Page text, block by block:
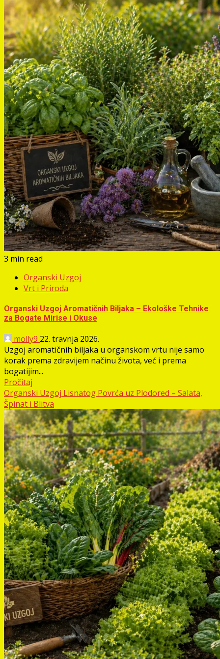
3 min read
Organski Uzgoj
Vrt i Priroda
Organski Uzgoj Aromatičnih Biljaka – Ekološke Tehnike
za Bogate Mirise i Okuse
molly9 22. travnja 2026.
Uzgoj aromatičnih biljaka u organskom vrtu nije samo
korak prema zdravijem načinu života, već i prema
bogatijim...
Pročitaj
Organski Uzgoj Lisnatog Povrća uz Plodored – Salata,
Špinat i Blitva